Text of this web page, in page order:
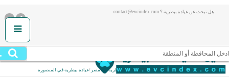
هل تبحث عن عيادة بيطرية ؟ contact@evcindex.com
ادخل المحافظة أو المنطقة
أنت هنا: الصفحة الرئيسية/عيادات بيطرية في مصر /عيادة بيطرية في المنصورة